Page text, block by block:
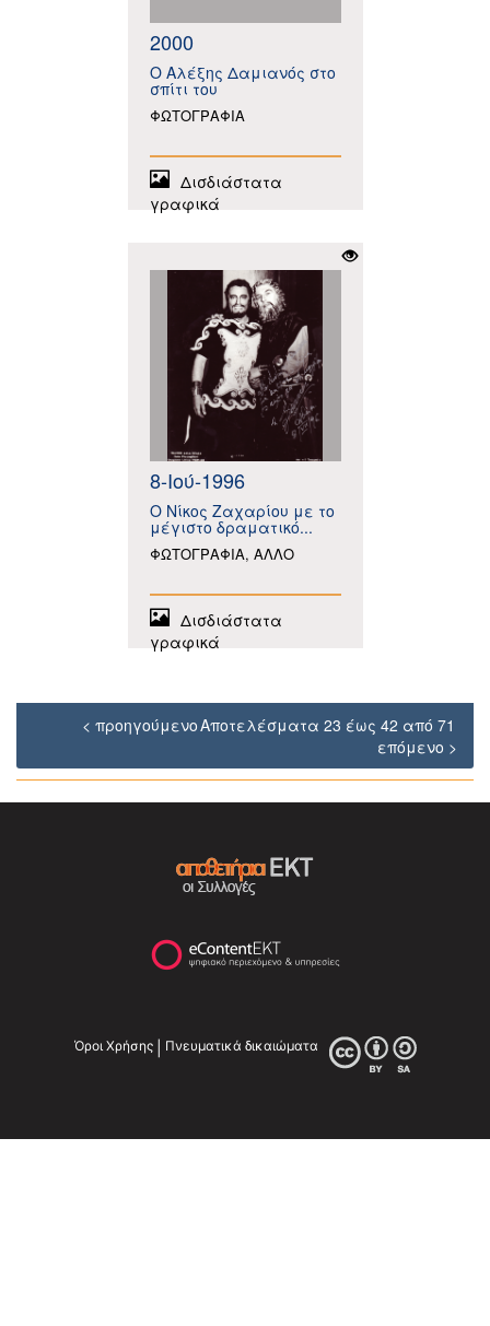
2000
Ο Αλέξης Δαμιανός στο
σπίτι του
ΦΩΤΟΓΡΑΦΙΑ
Δισδιάστατα
γραφικά
8-Ιού-1996
Ο Νίκος Ζαχαρίου με το
μέγιστο δραματικό...
ΦΩΤΟΓΡΑΦΙΑ, AΛΛΟ
Δισδιάστατα
γραφικά
Αποτελέσματα 23 έως 42 από 71
< προηγούμενο
επόμενο >